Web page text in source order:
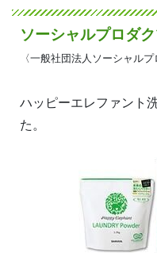
ソーシャルプロダ
〈一般社団法人ソーシャル
ハッピーエレファント
た。